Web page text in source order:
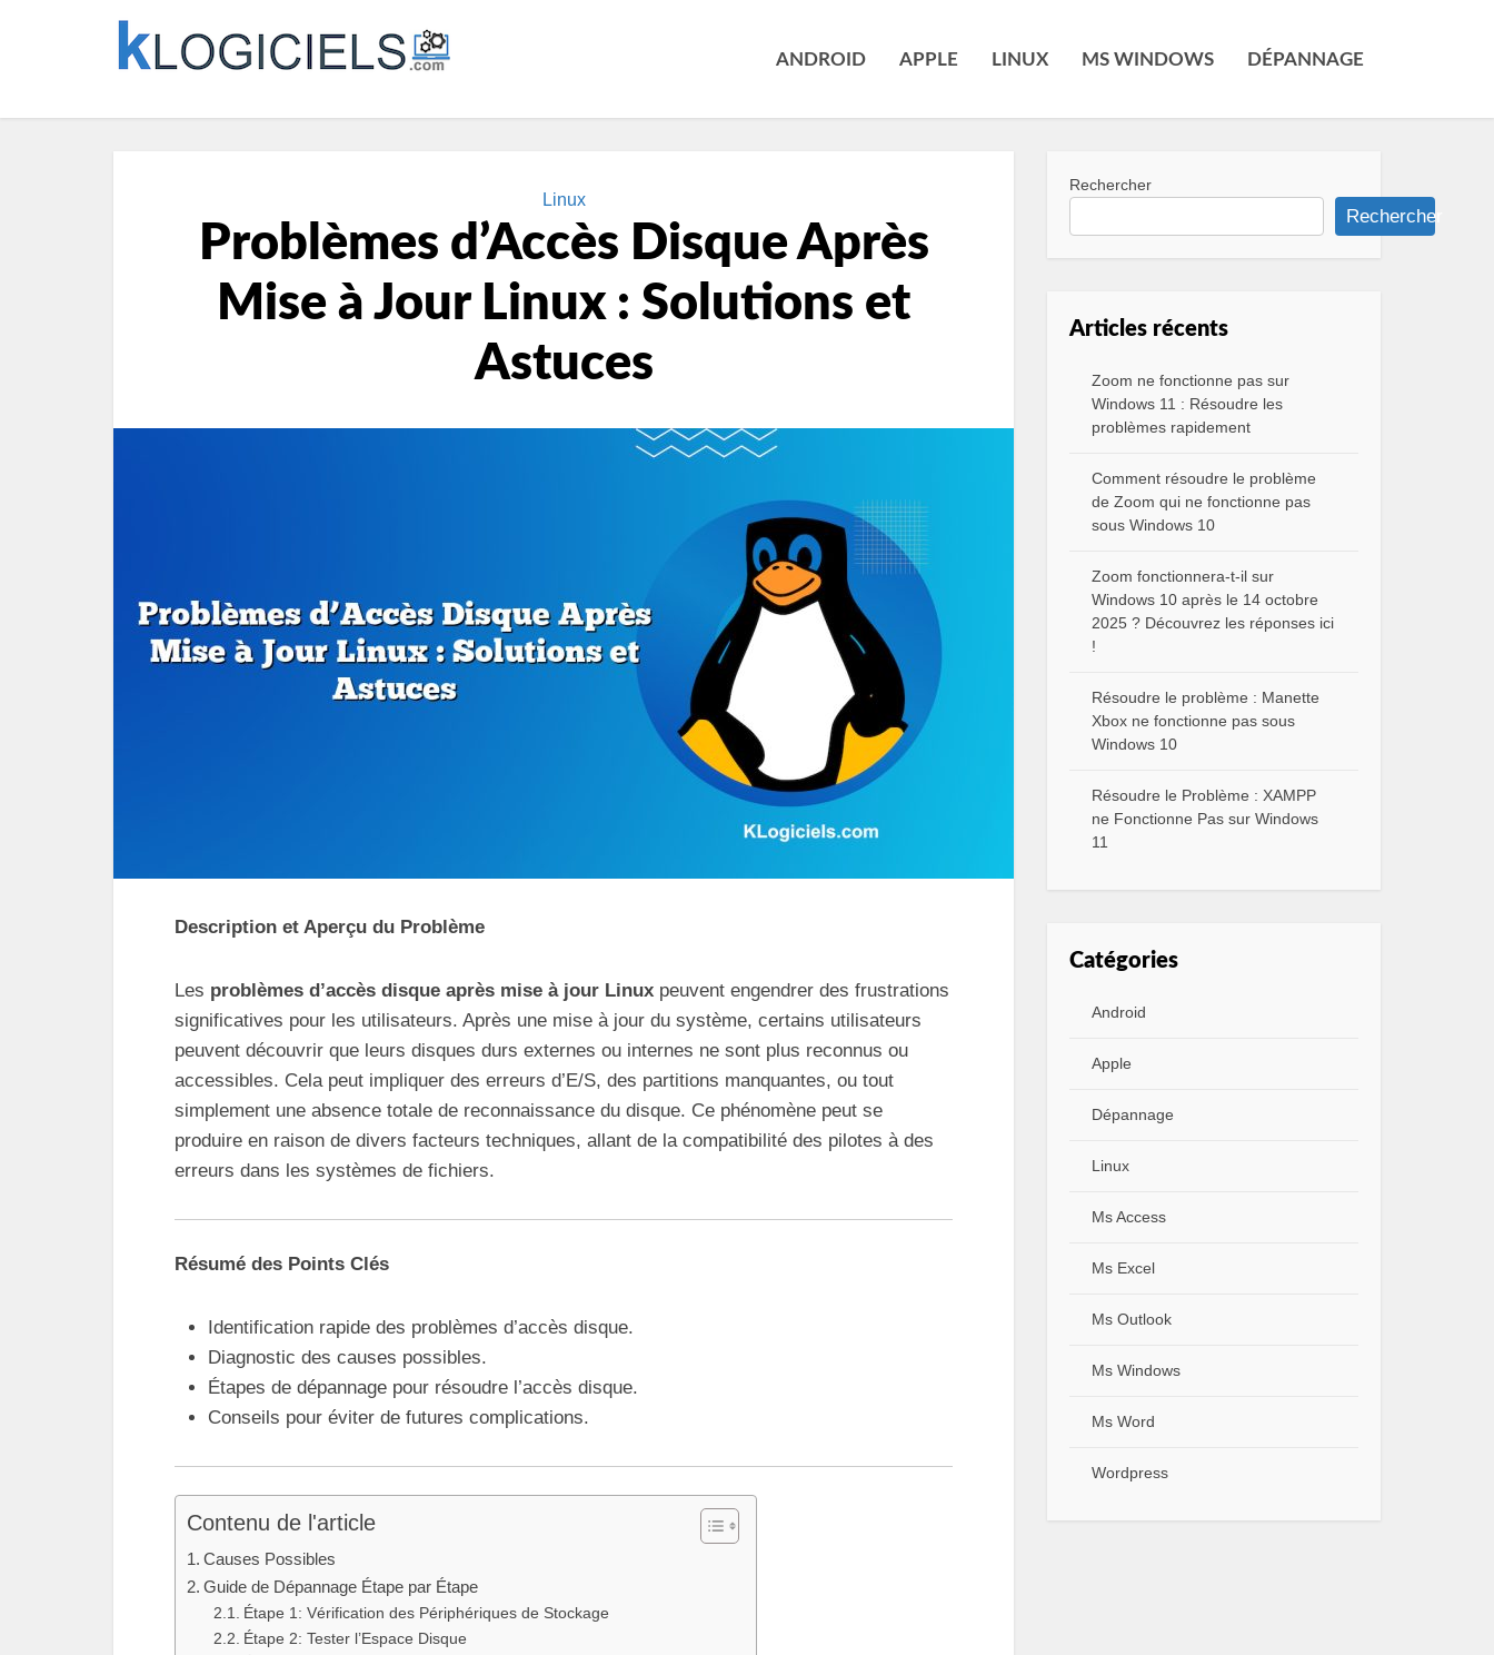
ANDROID APPLE LINUX MS WINDOWS DÉPANNAGE
Linux
Problèmes d’Accès Disque Après
Mise à Jour Linux : Solutions et
Astuces
Description et Aperçu du Problème
Les problèmes d’accès disque après mise à jour Linux peuvent engendrer des frustrations
significatives pour les utilisateurs. Après une mise à jour du système, certains utilisateurs
peuvent découvrir que leurs disques durs externes ou internes ne sont plus reconnus ou
accessibles. Cela peut impliquer des erreurs d’E/S, des partitions manquantes, ou tout
simplement une absence totale de reconnaissance du disque. Ce phénomène peut se
produire en raison de divers facteurs techniques, allant de la compatibilité des pilotes à des
erreurs dans les systèmes de fichiers.
Résumé des Points Clés
Identification rapide des problèmes d’accès disque.
Diagnostic des causes possibles.
Étapes de dépannage pour résoudre l’accès disque.
Conseils pour éviter de futures complications.
Contenu de l'article
Causes Possibles
Guide de Dépannage Étape par Étape
Étape 1: Vérification des Périphériques de Stockage
Étape 2: Tester l’Espace Disque
Rechercher
Rechercher
Articles récents
Zoom ne fonctionne pas sur
Windows 11 : Résoudre les
problèmes rapidement
Comment résoudre le problème
de Zoom qui ne fonctionne pas
sous Windows 10
Zoom fonctionnera-t-il sur
Windows 10 après le 14 octobre
2025 ? Découvrez les réponses ici
!
Résoudre le problème : Manette
Xbox ne fonctionne pas sous
Windows 10
Résoudre le Problème : XAMPP
ne Fonctionne Pas sur Windows
11
Catégories
Android
Apple
Dépannage
Linux
Ms Access
Ms Excel
Ms Outlook
Ms Windows
Ms Word
Wordpress